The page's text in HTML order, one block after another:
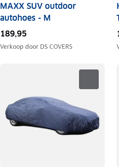
MAXX SUV outdoor
autohoes - M
189,95
Verkoop door DS COVERS